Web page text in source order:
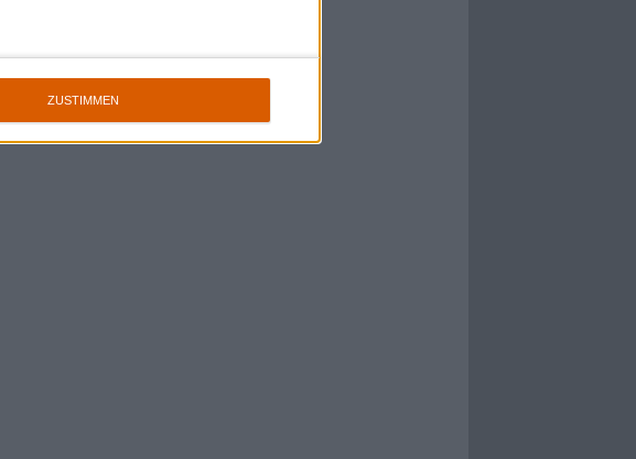
ZUSTIMMEN